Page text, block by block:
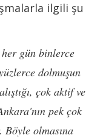
ilgili şu
gün binlerce
dolmuşun
çok aktif ve
pek çok
olmasına